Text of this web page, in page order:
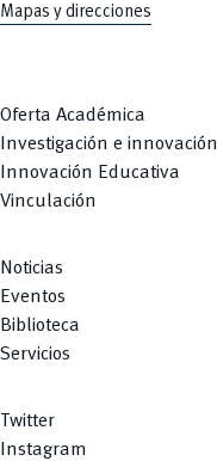
Mapas y direcciones
Oferta Académica
Investigación e innovación
Innovación Educativa
Vinculación
Noticias
Eventos
Biblioteca
Servicios
Twitter
Instagram